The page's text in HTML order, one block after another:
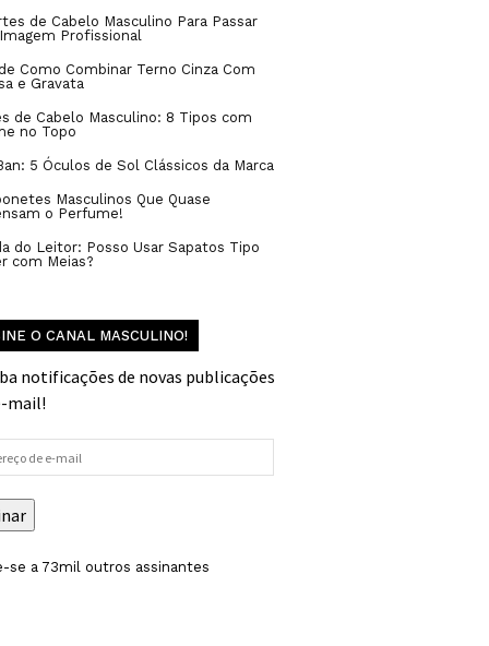
de Cabelo Masculino Para Passar
Profissional
Como Combinar Terno Cinza Com
e Gravata
de Cabelo Masculino: 8 Tipos com
no Topo
5 Óculos de Sol Clássicos da Marca
Masculinos Que Quase
o Perfume!
do Leitor: Posso Usar Sapatos Tipo
com Meias?
O CANAL MASCULINO!
notificações de novas publicações
mail!
se a 73mil outros assinantes